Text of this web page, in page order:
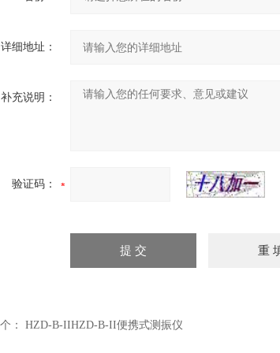
详细地址：
补充说明：
验证码：
： HZD-B-IIHZD-B-II便携式测振仪